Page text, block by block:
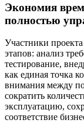
Экономия
полностью
Участники
этапов: анализ
тестирование,
как единая точка
внимания между
сократить
эксплуатацию,
соответствие